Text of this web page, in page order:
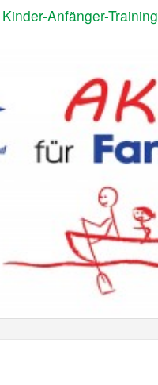
Kinder-Anfänger-Training